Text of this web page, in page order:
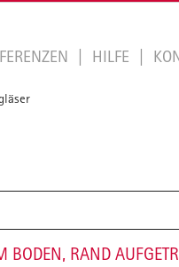
HILFE
BODEN, RAND